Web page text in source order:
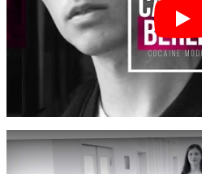
München
New York
Paris